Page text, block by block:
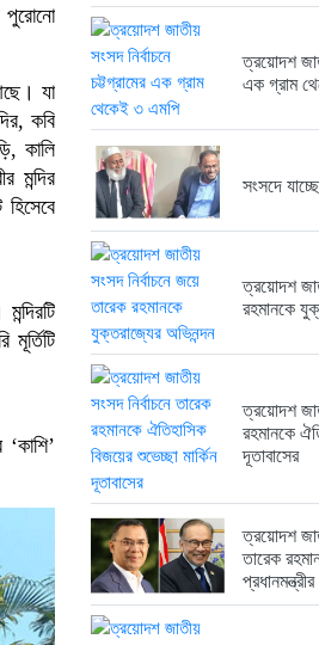
পুরোনো
যা
কবি
কালি
মন্দির
ত্রয়োদশ
6 months
ত্রয়োদশ
ত্রয়োদশ
ত্রয়োদশ
ত্রয়োদশ
এক গ্রাম
সংসদে
ত্রয়োদশ
রহমানকে
ত্রয়োদশ
রহমানকে
দূতাবাসের
ত্রয়োদশ
তারেক
প্রধানমন্ত্রীর